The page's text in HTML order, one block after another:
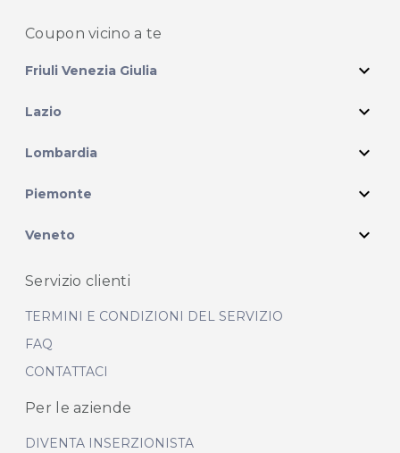
Coupon vicino a te
Friuli Venezia Giulia expand_more
Lazio expand_more
Lombardia expand_more
Piemonte expand_more
Veneto expand_more
Servizio clienti
TERMINI E CONDIZIONI DEL SERVIZIO
FAQ
CONTATTACI
Per le aziende
DIVENTA INSERZIONISTA